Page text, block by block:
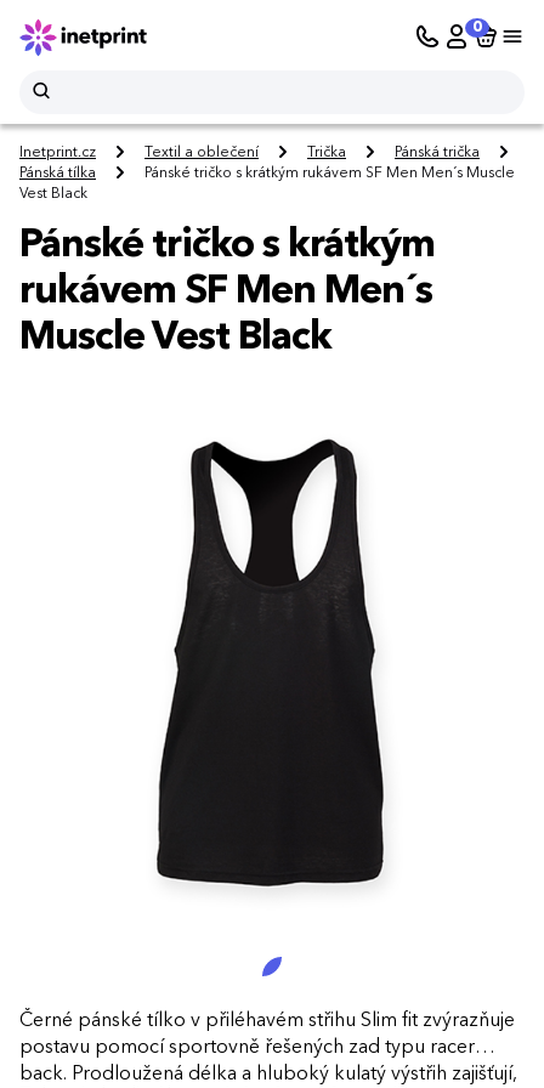
0
Inetprint.cz Textil a oblečení Trička
Pánská trička
Pánská tílka
Pánské tričko s krátkým rukávem SF Men Men´s Muscle
Vest Black
Pánské tričko s krátkým
rukávem SF Men Men´s
Muscle Vest Black
Černé pánské tílko v přiléhavém střihu Slim fit zvýrazňuje
postavu pomocí sportovně řešených zad typu racer
back. Prodloužená délka a hluboký kulatý výstřih zajišťují,